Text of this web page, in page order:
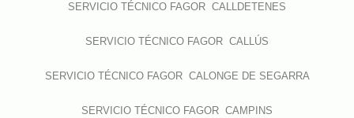
SERVICIO TÉCNICO FAGOR CALLDETENES
SERVICIO TÉCNICO FAGOR CALLÚS
SERVICIO TÉCNICO FAGOR CALONGE DE SEGARRA
SERVICIO TÉCNICO FAGOR CAMPINS